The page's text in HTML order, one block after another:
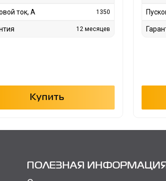
ток, А 1350
12 месяцев
Купить
ПОЛЕЗНАЯ ИНФОРМАЦИЯ